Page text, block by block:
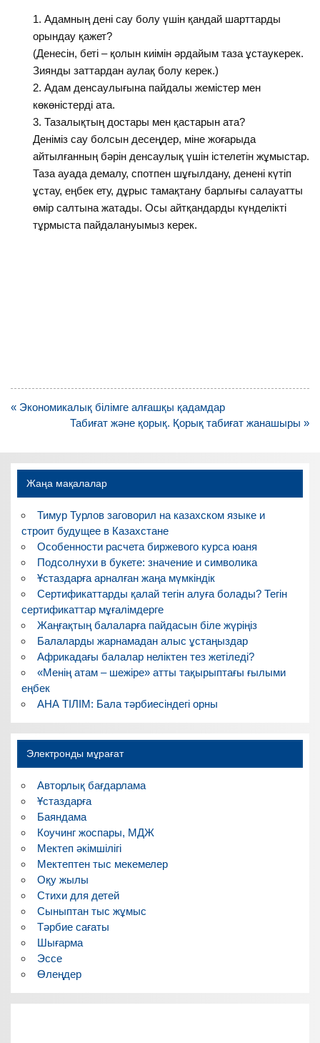
Адамның дені сау болу үшін қандай шарттарды
орындау қажет?
(Денесін, беті – қолын киімін әрдайым таза ұстаукерек.
Зиянды заттардан аулақ болу керек.)
2. Адам денсаулығына пайдалы жемістер мен
көкөністерді ата.
3. Тазалықтың достары мен қастарын ата?
Деніміз сау болсын десеңдер, міне жоғарыда
айтылғанның бәрін денсаулық үшін істелетін жұмыстар.
Таза ауада демалу, спотпен шұғылдану, денені күтіп
ұстау, еңбек ету, дұрыс тамақтану барлығы салауатты
өмір салтына жатады. Осы айтқандарды күнделікті
тұрмыста пайдалануымыз керек.
Навигация
« Экономикалық білімге алғашқы қадамдар
Табиғат және қорық. Қорық табиғат жанашыры »
Жаңа мақалалар
Тимур Турлов заговорил на казахском языке и
строит будущее в Казахстане
Особенности расчета биржевого курса юаня
Подсолнухи в букете: значение и символика
Ұстаздарға арналған жаңа мүмкіндік
Сертификаттарды қалай тегін алуға болады? Тегін
сертификаттар мұғалімдерге
Жаңғақтың балаларға пайдасын біле жүріңіз
Балаларды жарнамадан алыс ұстаңыздар
Африкадағы балалар неліктен тез жетіледі?
«Менің атам – шежіре» атты тақырыптағы ғылыми
еңбек
АНА ТІЛІМ: Бала тәрбиесіндегі орны
Электронды мұрағат
Авторлық бағдарлама
Ұстаздарға
Баяндама
Коучинг жоспары, МДЖ
Мектеп әкімшілігі
Мектептен тыс мекемелер
Оқу жылы
Стихи для детей
Сыныптан тыс жұмыс
Тәрбие сағаты
Шығарма
Эссе
Өлеңдер